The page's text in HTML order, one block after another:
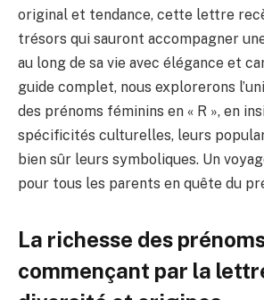
original et tendance, cette lettre
trésors qui sauront accompagner
au long de sa vie avec élégance et
guide complet, nous explorerons
des prénoms féminins en « R », en
spécificités culturelles, leurs
bien sûr leurs symboliques. Un
pour tous les parents en quête du
La richesse des
commençant par la